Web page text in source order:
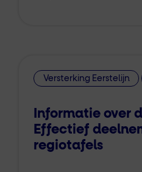
Versterking Eerstelijn
Informatie over
Effectief
regiotafels